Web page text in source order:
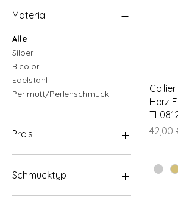
Material
Alle
Silber
Bicolor
Edelstahl
Perlmutt/Perlenschmuck
Preis
23 €
Schmucktyp
Anhänger
Herz
Preis
42,00